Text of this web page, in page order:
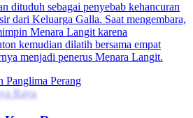
dituduh sebagai penyebab kehancuran
dari Keluarga Galla. Saat mengembara,
Menara Langit karena
kemudian dilatih bersama empat
menjadi penerus Menara Langit.
Panglima Perang